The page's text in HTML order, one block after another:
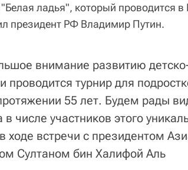
ладья", который проводится в
президент РФ Владимир Путин.
внимание развитию
турнир для
55 лет. Будем рады
числе участников этого
ходе встречи с президентом
Султаном бин Халифой Аль